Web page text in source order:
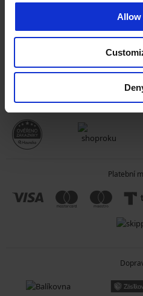
Allow
O SPOLEČNOSTI
Spolehlivý
Platební